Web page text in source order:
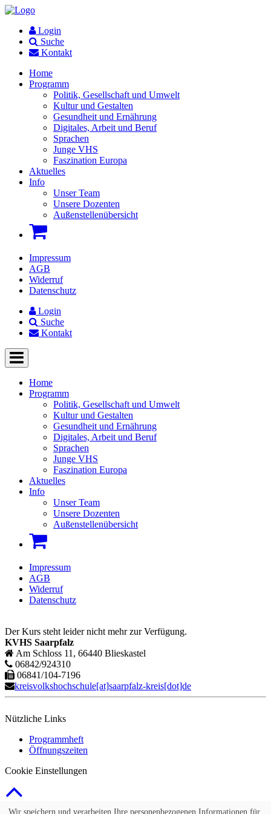
Login
Suche
Kontakt
Home
Programm
Politik, Gesellschaft und Umwelt
Kultur und Gestalten
Gesundheit und Ernährung
Digitales, Arbeit und Beruf
Sprachen
Junge VHS
Faszination Europa
Aktuelles
Info
Unser Team
Unsere Dozenten
Außenstellenübersicht
Impressum
AGB
Widerruf
Datenschutz
Login
Suche
Kontakt
Home
Programm
Politik, Gesellschaft und Umwelt
Kultur und Gestalten
Gesundheit und Ernährung
Digitales, Arbeit und Beruf
Sprachen
Junge VHS
Faszination Europa
Aktuelles
Info
Unser Team
Unsere Dozenten
Außenstellenübersicht
Impressum
AGB
Widerruf
Datenschutz
Der Kurs steht leider nicht mehr zur Verfügung.
KVHS Saarpfalz
Am Schloss 11, 66440 Blieskastel
06842/924310
06841/104-7196
kreisvolkshochschule[at]saarpfalz-kreis[dot]de
Nützliche Links
Programmheft
Öffnungszeiten
Cookie Einstellungen
© 2026 Kubus Software GmbH
Wir speichern und verarbeiten Ihre personenbezogenen Informationen für